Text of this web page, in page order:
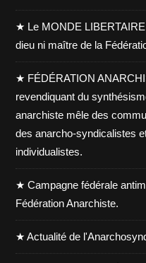
★ Résistances
★ Le MONDE
dieu ni maître de la
★ FÉDÉRATION
revendiquant du
anarchiste mêle des
des anarcho-syndicalistes
individualistes.
★ Campagne fédérale
Fédération Anarchiste.
★ Actualité de